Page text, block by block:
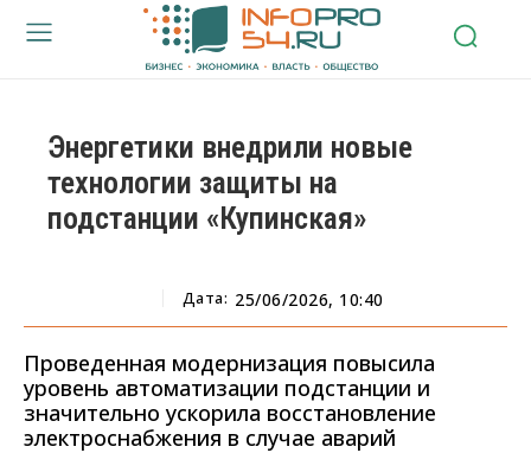
Энергетики внедрили новые
технологии защиты на
подстанции «Купинская»
Дата: 25/06/2026, 10:40
Проведенная модернизация повысила
уровень автоматизации подстанции и
значительно ускорила восстановление
электроснабжения в случае аварий